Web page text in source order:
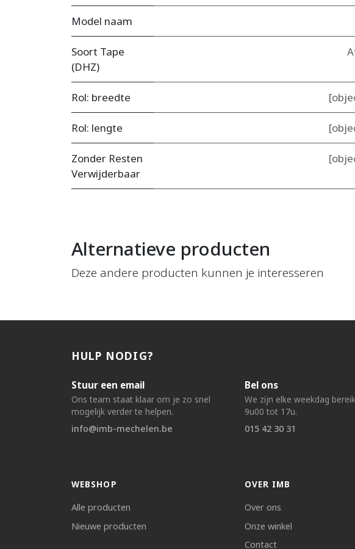
Model naam
Soort Tape
(DHZ)
Rol: breedte
Rol: lengte
Zonder Resten
Verwijderbaar
Alternatieve producten
Deze andere producten kunnen je interesseren
HULP NODIG?
Stuur een email
Ons team staat klaar om je zo snel
mogelijk verder te helpen.
info@imb-mechelen.be
Bel ons
We zijn elke weekdag
9u00 tot 17u.
015 42 30 31
WEBSHOP
Alle producten
Nieuwe producten
OVER IMB
Over ons
Onze winkel
Contact